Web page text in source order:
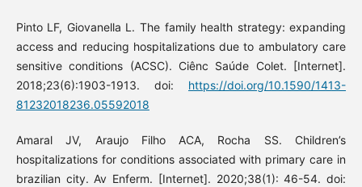
Pinto LF, Giovanella L. The family health strategy: expanding
access and reducing hospitalizations due to ambulatory care
sensitive conditions (ACSC). Ciênc Saúde Colet. [Internet].
2018;23(6):1903-1913. doi: https://doi.org/10.1590/1413-
81232018236.05592018
Amaral JV, Araujo Filho ACA, Rocha SS. Children’s
hospitalizations for conditions associated with primary care in
brazilian city. Av Enferm. [Internet]. 2020;38(1): 46-54. doi: